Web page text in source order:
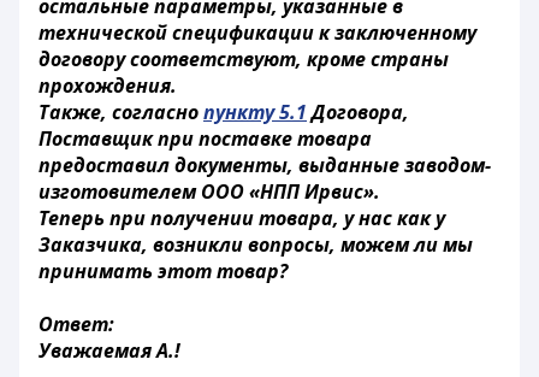
остальные параметры, указанные в
технической спецификации к заключенному
договору соответствуют, кроме страны
прохождения.
Также, согласнопункту 5.1Договора,
Поставщик при поставке товара
предоставил документы, выданные заводом-
изготовителем ООО «НПП Ирвис».
Теперь при получении товара, у нас как у
Заказчика, возникли вопросы, можем ли мы
принимать этот товар?
Ответ:
Уважаемая А.!